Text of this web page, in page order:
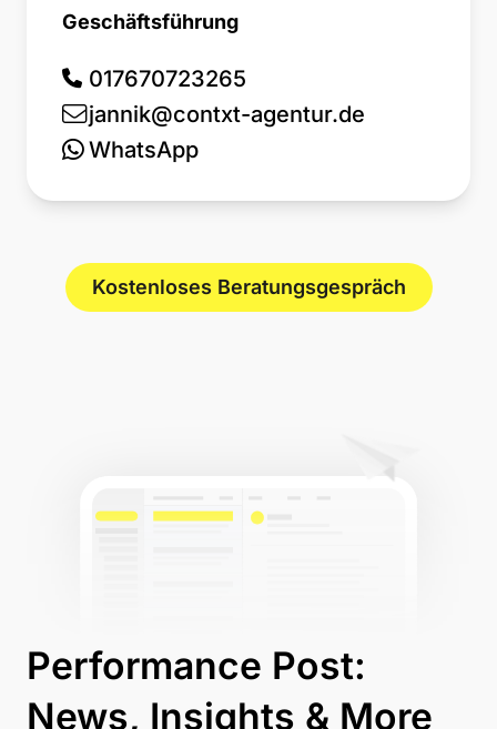
Geschäftsführung
017670723265
jannik@contxt-agentur.de
WhatsApp
Kostenloses Beratungsgespräch
Performance Post:
News, Insights & More